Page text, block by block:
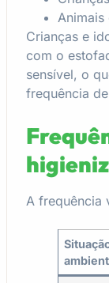
Animais
Crianças e
com o
sensível, o
frequência
A frequência